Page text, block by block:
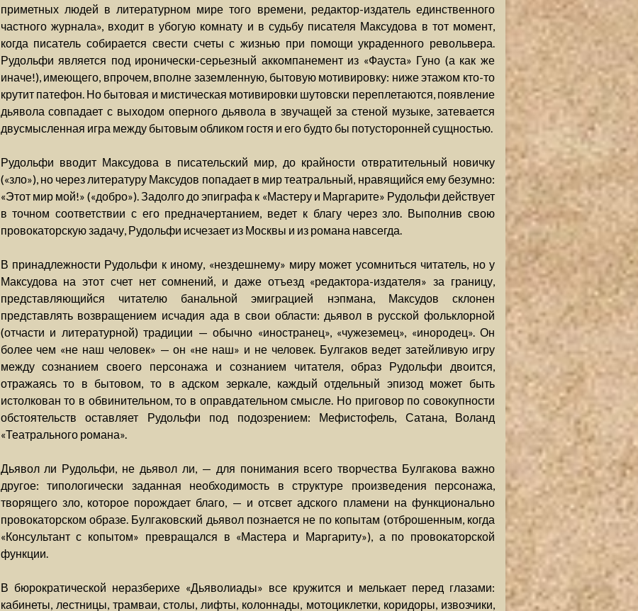
приметных людей в литературном мире того времени, редактор-издатель единственного
частного журнала», входит в убогую комнату и в судьбу писателя Максудова в тот момент,
когда писатель собирается свести счеты с жизнью при помощи украденного револьвера.
Рудольфи является под иронически-серьезный аккомпанемент из «Фауста» Гуно (а как же
иначе!), имеющего, впрочем, вполне заземленную, бытовую мотивировку: ниже этажом кто-то
крутит патефон. Но бытовая и мистическая мотивировки шутовски переплетаются, появление
дьявола совпадает с выходом оперного дьявола в звучащей за стеной музыке, затевается
двусмысленная игра между бытовым обликом гостя и его будто бы потусторонней сущностью.
Рудольфи вводит Максудова в писательский мир, до крайности отвратительный новичку
(«зло»), но через литературу Максудов попадает в мир театральный, нравящийся ему безумно:
«Этот мир мой!» («добро»). Задолго до эпиграфа к «Мастеру и Маргарите» Рудольфи действует
в точном соответствии с его предначертанием, ведет к благу через зло. Выполнив свою
провокаторскую задачу, Рудольфи исчезает из Москвы и из романа навсегда.
В принадлежности Рудольфи к иному, «нездешнему» миру может усомниться читатель, но у
Максудова на этот счет нет сомнений, и даже отъезд «редактора-издателя» за границу,
представляющийся читателю банальной эмиграцией нэпмана, Максудов склонен
представлять возвращением исчадия ада в свои области: дьявол в русской фольклорной
(отчасти и литературной) традиции — обычно «иностранец», «чужеземец», «инородец». Он
более чем «не наш человек» — он «не наш» и не человек. Булгаков ведет затейливую игру
между сознанием своего персонажа и сознанием читателя, образ Рудольфи двоится,
отражаясь то в бытовом, то в адском зеркале, каждый отдельный эпизод может быть
истолкован то в обвинительном, то в оправдательном смысле. Но приговор по совокупности
обстоятельств оставляет Рудольфи под подозрением: Мефистофель, Сатана, Воланд
«Театрального романа».
Дьявол ли Рудольфи, не дьявол ли, — для понимания всего творчества Булгакова важно
другое: типологически заданная необходимость в структуре произведения персонажа,
творящего зло, которое порождает благо, — и отсвет адского пламени на функционально
провокаторском образе. Булгаковский дьявол познается не по копытам (отброшенным, когда
«Консультант с копытом» превращался в «Мастера и Маргариту»), а по провокаторской
функции.
В бюрократической неразберихе «Дьяволиады» все кружится и мелькает перед глазами:
кабинеты, лестницы, трамваи, столы, лифты, колоннады, мотоциклетки, коридоры, извозчики,